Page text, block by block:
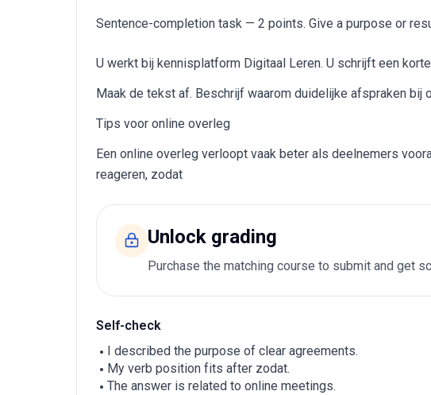
Sentence-completion task — 2 points. Give a purpose or
U werkt bij kennisplatform Digitaal Leren. U schrijft een
Maak de tekst af. Beschrijf waarom duidelijke afspraken bij
Tips voor online overleg
Een online overleg verloopt vaak beter als deelnemers
reageren, zodat
Unlock grading
Purchase the matching course to submit and get
Self-check
I described the purpose of clear agreements.
My verb position fits after zodat.
The answer is related to online meetings.